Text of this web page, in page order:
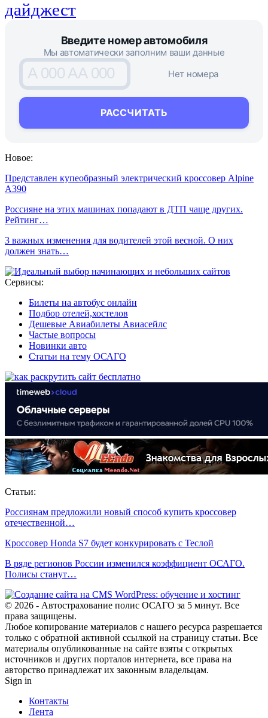
дайджест
Введите номер автомобиля
Мы автоматически заполним ваши данные
A 000 AA 000
РАССЧИТАТЬ
Нет номера
Новое:
Представлен купеобразный электрический кроссовер Alpine
A390
Россияне на этих машинах попадают в ДТП чаще других.
Рейтинг…
3 важных изменения для водителей этой весной. О них
должен знать…
Сервисы:
Билеты на автобус онлайн
Подбор отелей,хостелов
Дешевые Авиабилеты Авиасейлс
Частые вопросы
Новинки авто
Статьи на тему ОСАГО
Статьи:
Россиянам предложили новый способ купить кроссовер
отечественной…
Кроссовер Honda S7 будет конкурировать с Теслой
В ряде регионов России изменился коэффициент ОСАГО.
Полисы станут…
© 2026 - Автострахование полис ОСАГО за 5 минут. Все
права защищены.
Любое копирование материалов с нашего ресурса разрешается
только с обратной активной ссылкой на страницу статьи. Все
материалы опубликованные на сайте взяты с открытых
источников и других порталов интернета, все права на
авторство принадлежат их законным владельцам.
Sign in
Контакты
Лента